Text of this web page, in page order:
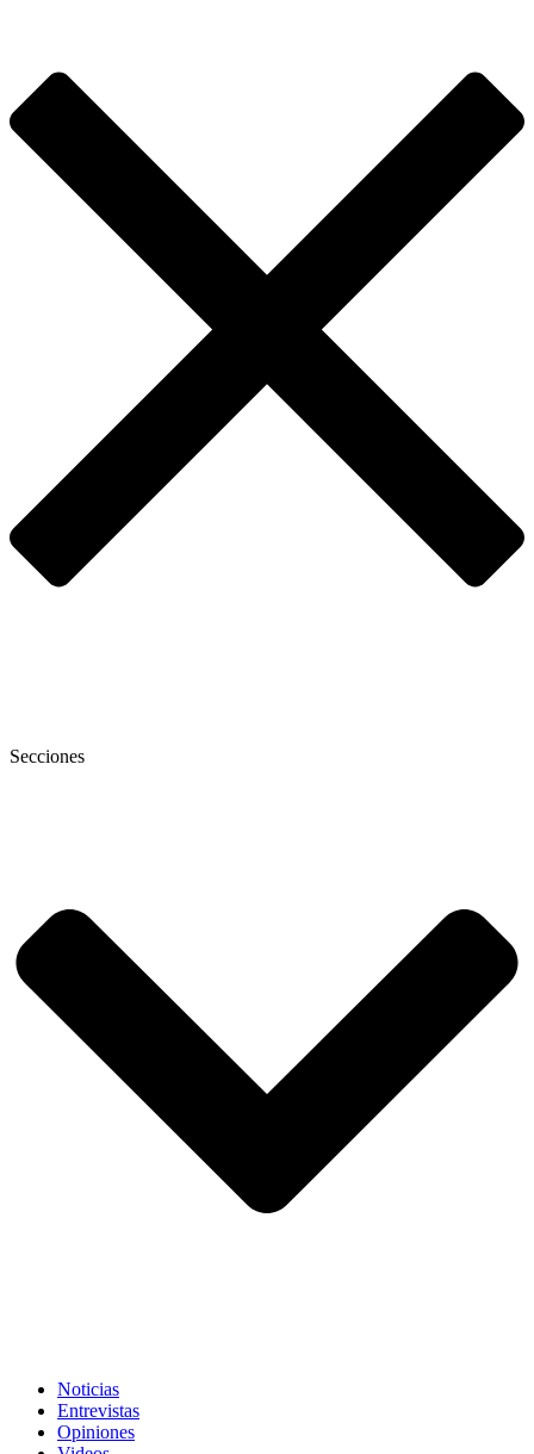
Secciones
Noticias
Entrevistas
Opiniones